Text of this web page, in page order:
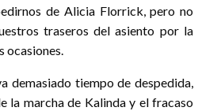
de Alicia Florrick, pero no
traseros del asiento por la
ocasiones.
demasiado tiempo de despedida,
la marcha de Kalinda y el fracaso